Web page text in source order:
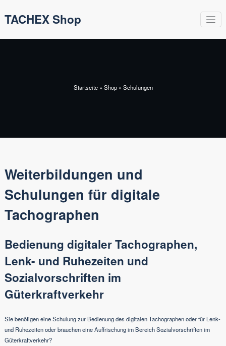
Inhalt
TACHEX Shop
Startseite» Shop» Schulungen
Weiterbildungen und
Schulungen für digitale
Tachographen
Bedienung digitaler Tachographen,
Lenk- und Ruhezeiten und
Sozialvorschriften im
Güterkraftverkehr
Sie benötigen eine Schulung zur Bedienung des digitalen Tachographen oder für Lenk-
und Ruhezeiten oder brauchen eine Auffrischung im Bereich Sozialvorschriften im
Güterkraftverkehr?